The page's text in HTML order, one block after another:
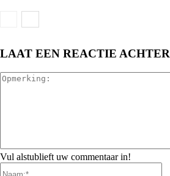
LAAT EEN REACTIE ACHTER
Vul alstublieft uw commentaar in!